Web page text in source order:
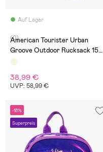
Auf Lager
(0)
American Tourister Urban
Groove Outdoor Rucksack 15L,
Beige
38,99 €
UVP: 58,99 €
-18%
Superpreis